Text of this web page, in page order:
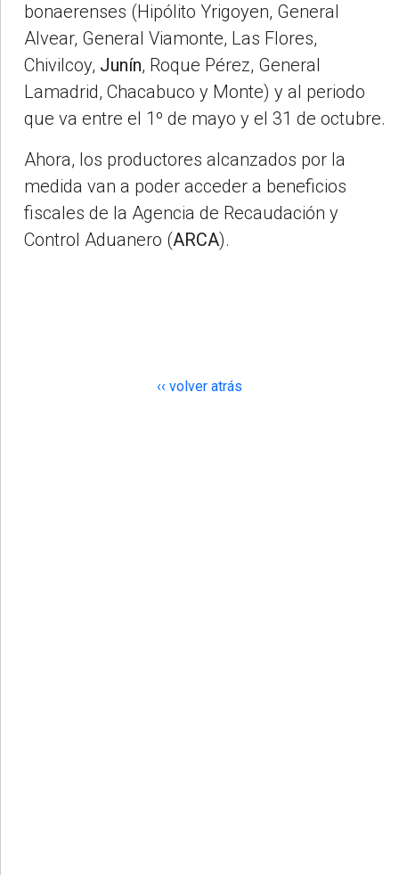
bonaerenses (Hipólito Yrigoyen, General
Alvear, General Viamonte, Las Flores,
Chivilcoy, Junín, Roque Pérez, General
Lamadrid, Chacabuco y Monte) y al periodo
que va entre el 1º de mayo y el 31 de octubre.
Ahora, los productores alcanzados por la
medida van a poder acceder a beneficios
fiscales de la Agencia de Recaudación y
Control Aduanero (ARCA).
‹‹ volver atrás